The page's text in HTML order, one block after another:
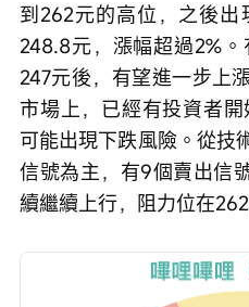
到262元的高位，之後
248.8元，漲幅超過2%
247元後，有望進一步上
市場上，已經有投資者
可能出現下跌風險。從技
信號為主，有9個賣出信
續繼續上行，阻力位在262